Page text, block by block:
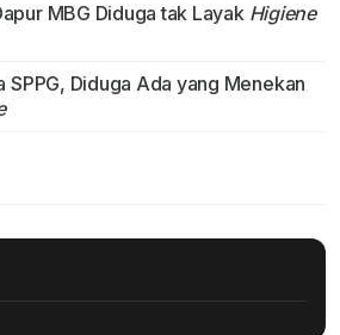
MBG Diduga tak Layak Higiene
SPPG, Diduga Ada yang Menekan